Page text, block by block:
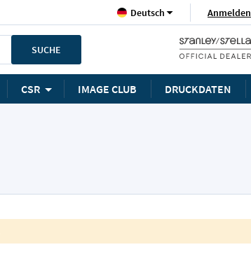
Anmelden
SpracheDeutsch
SUCHE
CSR IMAGE CLUB DRUCKDATEN